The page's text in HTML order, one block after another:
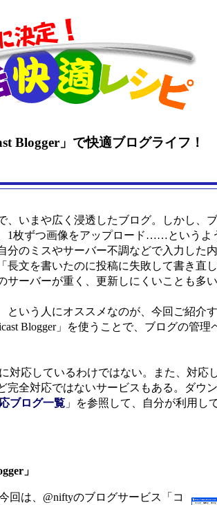
Blogger」で快適ブログライフ！
いまや広く浸透したブログ。しかし、ブ
1枚ずつ画像をアップロード……というよ
のミスやサーバー不調などで入力した
長文を書いたのに投稿に失敗して書き
ーバーが重く、更新しにくいことも多い
いう人にオススメなのが、今回ご紹介
Blogger」を使うことで、ブログの管理
対応しているわけではない。また、対応
全対応ではないサービスもある。ダウ
ブログ一覧 」を参照して、自分が利用し
」
回は、@niftyのブログサービス「コ